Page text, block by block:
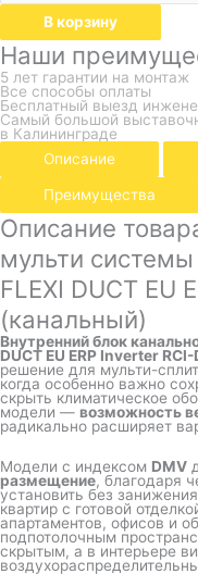
В корзину
Наши
5 лет гарантии на монтаж
Все способы оплаты
Бесплатный выезд
Самый большой
в Калининграде
Описание
Преимущества
Описание
мульти системы
FLEXI DUCT EU
(канальный)
Внутренний блок
DUCT EU ERP Inverter
решение для мульти-
когда особенно важно
скрыть климатическое
модели — возможность
радикально расширяет
Модели с индексом DMV
размещение, благодаря
установить без
квартир с готовой
апартаментов, офисов и
подпотолочным
скрытым, а в интерьере